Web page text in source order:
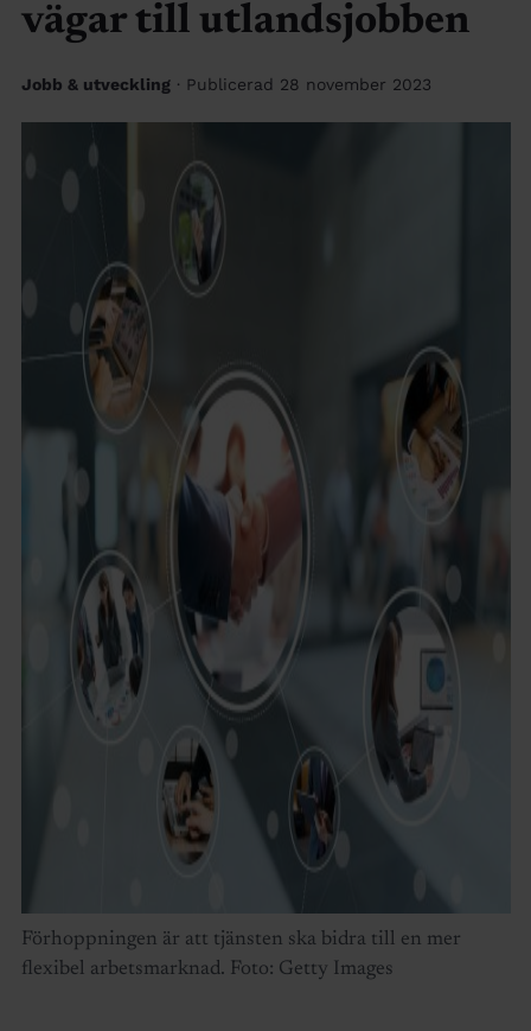
vägar till utlandsjobben
Jobb & utveckling · Publicerad 28 november 2023
Förhoppningen är att tjänsten ska bidra till en mer
flexibel arbetsmarknad. Foto: Getty Images